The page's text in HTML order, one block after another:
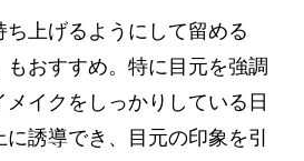
ち上げるようにして留める
もおすすめ。特に目元を強調
メイクをしっかりしている日
誘導でき、目元の印象を引